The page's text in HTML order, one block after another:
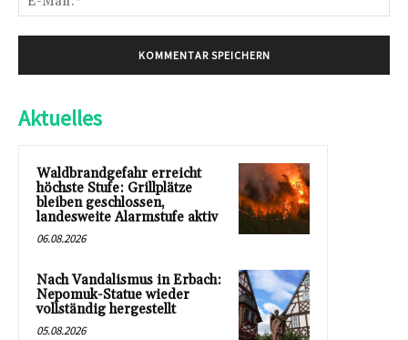
Aktuelles
Waldbrandgefahr erreicht
höchste Stufe: Grillplätze
bleiben geschlossen,
landesweite Alarmstufe aktiv
06.08.2026
Nach Vandalismus in Erbach:
Nepomuk-Statue wieder
vollständig hergestellt
05.08.2026